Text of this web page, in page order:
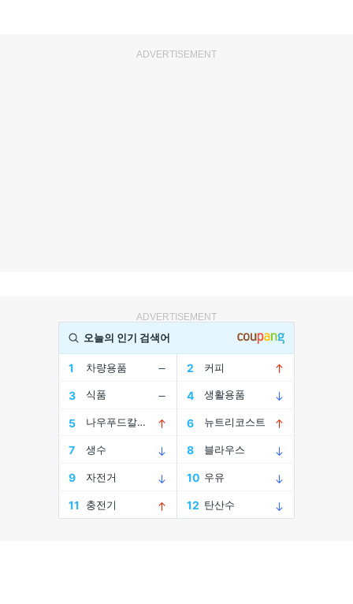
ADVERTISEMENT
ADVERTISEMENT